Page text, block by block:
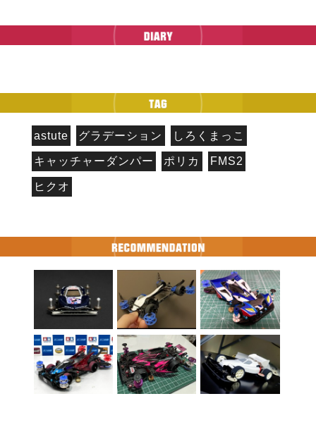
astute グラデーション しろくまっこ
キャッチャーダンパー ポリカ FMS2
ヒクオ